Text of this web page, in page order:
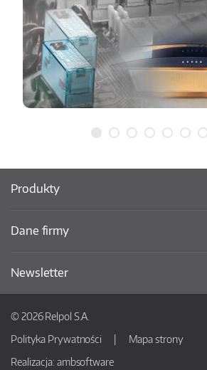
Produkty
Dane firmy
Newsletter
© 2026 Relpol S.A.
Polityka Prywatności
Mapa strony
Realizacja: ambsoftware